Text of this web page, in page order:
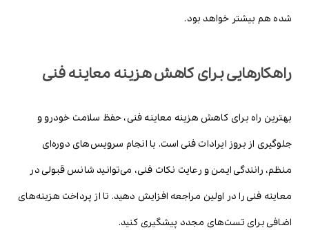
شده هم بیشتر خواهد بود.
راهکارهایی برای کاهش هزینه معاینه فنی
بهترین راه برای کاهش هزینه معاینه فنی، حفظ سلامت خودرو و
جلوگیری از بروز ایرادات فنی است. با انجام سرویس‌های دوره‌ای
منظم، رانندگی ایمن و رعایت نکات فنی، می‌توانید شانس قبولی در
معاینه فنی را در اولین مراجعه افزایش دهید. تا از پرداخت هزینه‌های
اضافی برای تست‌های مجدد پیشگیری کنید.